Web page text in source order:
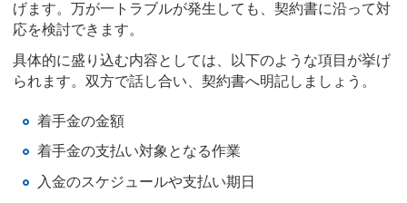
げます。万が一トラブルが発生しても、契約書に沿って対
応を検討できます。
具体的に盛り込む内容としては、以下のような項目が挙げ
られます。双方で話し合い、契約書へ明記しましょう。
着手金の金額
着手金の支払い対象となる作業
入金のスケジュールや支払い期日